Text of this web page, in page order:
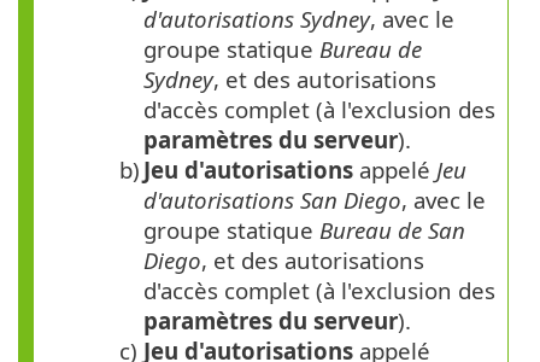
d'autorisations Sydney, avec le
groupe statique Bureau de
Sydney, et des autorisations
d'accès complet (à l'exclusion des
paramètres du serveur).
b) Jeu d'autorisations appelé Jeu
d'autorisations San Diego, avec le
groupe statique Bureau de San
Diego, et des autorisations
d'accès complet (à l'exclusion des
paramètres du serveur).
c) Jeu d'autorisations appelé